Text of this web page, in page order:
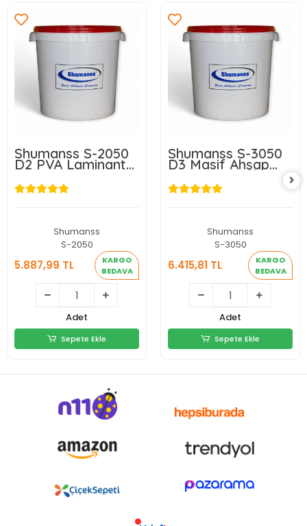
Shumanss S-2050
D2 PVA Laminant
Yüzey Tutkalı
25Kg/Kova
Shumanss
S-2050
5.887,99 TL
KARGO
BEDAVA
5.887,99 TL
Sepete Ekle
Adet
Sepete Ekle
Shumanss S-3050
D3 Masif Ahşap
Tutkalı 25Kg/Kova
Shumanss
S-3050
6.415,81 TL
KARGO
BEDAVA
6.415,81 TL
Sepete Ekle
Adet
Sepete Ekle